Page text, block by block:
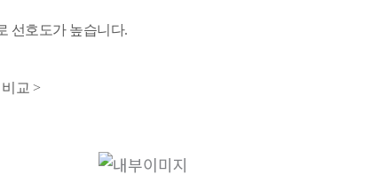
선호도가 높습니다.
교 >